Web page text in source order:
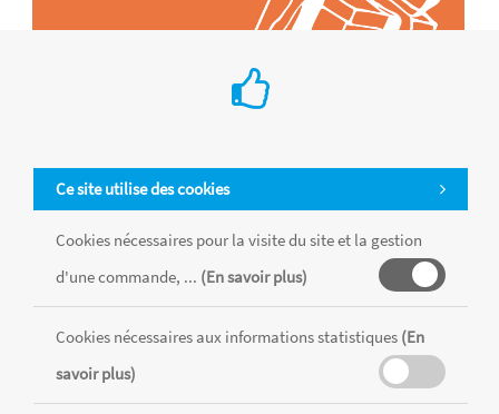
Ce site utilise des cookies
Cookies nécessaires pour la visite du site et la gestion
d'une commande, ... (En savoir plus)
Cookies nécessaires aux informations statistiques (En
savoir plus)
Tous les produits sont vendus dans la limite des stocks disponibles de
chaque magasin, toutes taxes comprises.
MENTIONS LÉGALES CONDITIONS GÉNÉRALES